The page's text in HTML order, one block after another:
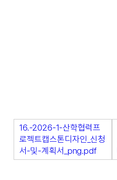
16.-2026-1-산학협력프
로젝트캡스톤디자인_신청
서-및-계획서_png.pdf